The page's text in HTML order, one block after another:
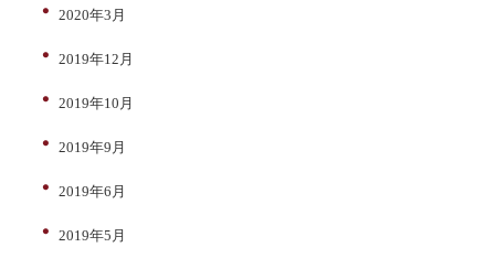
2020年3月
2019年12月
2019年10月
2019年9月
2019年6月
2019年5月